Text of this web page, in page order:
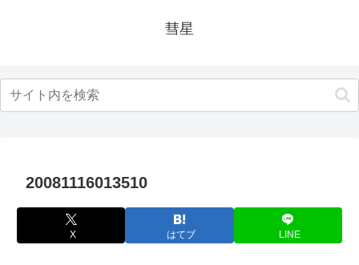
彗星
20081116013510
X はてブ LINE